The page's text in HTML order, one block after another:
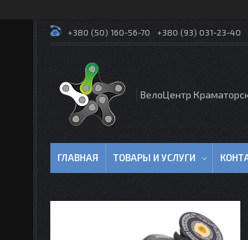
+380 (50) 160-56-70 +380 (93) 031-23-40
ВелоЦентр
ГЛАВНАЯ ТОВАРЫ И УСЛУГИ